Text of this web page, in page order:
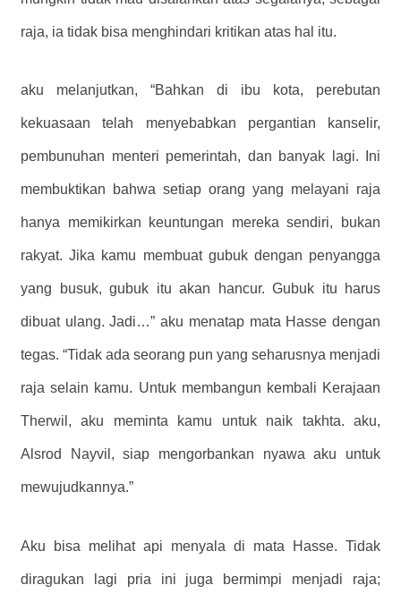
raja, ia tidak bisa menghindari kritikan atas hal itu.
aku melanjutkan, “Bahkan di ibu kota, perebutan
kekuasaan telah menyebabkan pergantian kanselir,
pembunuhan menteri pemerintah, dan banyak lagi. Ini
membuktikan bahwa setiap orang yang melayani raja
hanya memikirkan keuntungan mereka sendiri, bukan
rakyat. Jika kamu membuat gubuk dengan penyangga
yang busuk, gubuk itu akan hancur. Gubuk itu harus
dibuat ulang. Jadi…” aku menatap mata Hasse dengan
tegas. “Tidak ada seorang pun yang seharusnya menjadi
raja selain kamu. Untuk membangun kembali Kerajaan
Therwil, aku meminta kamu untuk naik takhta. aku,
Alsrod Nayvil, siap mengorbankan nyawa aku untuk
mewujudkannya.”
Aku bisa melihat api menyala di mata Hasse. Tidak
diragukan lagi pria ini juga bermimpi menjadi raja;